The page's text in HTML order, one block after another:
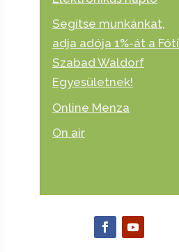
Segítse munkánkat,
adja adója 1%-át a Fóti
Szabad Waldorf
Egyesületnek!
Online Menza
On air